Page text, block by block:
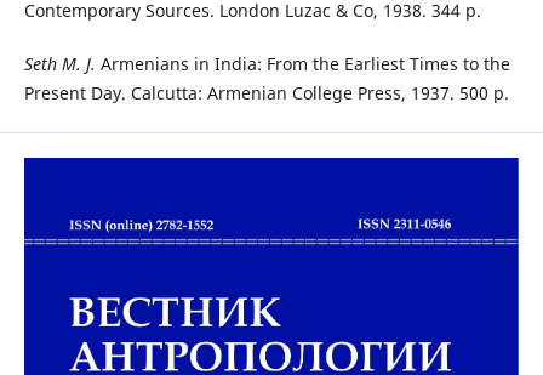
Contemporary Sources. London Luzac & Co, 1938. 344 p.
Seth M. J. Armenians in India: From the Earliest Times to the
Present Day. Calcutta: Armenian College Press, 1937. 500 p.